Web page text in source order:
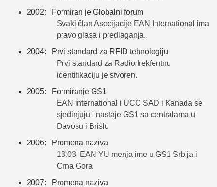
2002: Formiran je Globalni forum
Svaki član Asocijacije EAN International ima
pravo glasa i predlaganja.
2004: Prvi standard za RFID tehnologiju
Prvi standard za Radio frekfentnu
identifikaciju je stvoren.
2005: Formiranje GS1
EAN international i UCC SAD i Kanada se
sjedinjuju i nastaje GS1 sa centralama u
Davosu i Brislu
2006: Promena naziva
13.03. EAN YU menja ime u GS1 Srbija i
Crna Gora
2007: Promena naziva